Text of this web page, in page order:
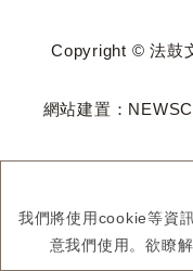
我們將使用cookie等資
意我們使用。欲瞭
Copyright © 法鼓
網站建置：